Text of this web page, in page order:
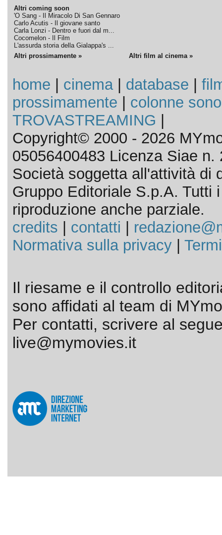
Altri coming soon
'O Sang - Il Miracolo Di San Gennaro
Carlo Acutis - Il giovane santo
Carla Lonzi - Dentro e fuori dal m...
Cocomelon - Il Film
L'assurda storia della Gialappa's ...
Altri prossimamente »
Altri film al cinema »
home cinema| database
prossimamente
colonne
TROVASTREAMING
Copyright© 2000 - 2026
05056400483 Licenza Siae n.
Società soggetta all'attività di
Gruppo Editoriale S.p.A. Tutti
riproduzione anche parziale.
credits
contatti
Normativa sulla privacy|
Il riesame e il controllo
sono affidati al team di
Per contatti, scrivere al
live@mymovies.it